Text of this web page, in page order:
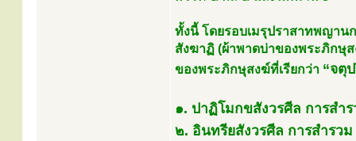
ทั้งนี้ โดยรอบเมรุปราสาทพญาน
สังฆาฏิ (ผ้าพาดบ่าของพระภิกษุส
ของพระภิกษุสงฆ์ที่เรียกว่า “จตุ
๑. ปาฏิโมกขสังวรศีล การสำ
๒. อินทรียสังวรศีล การสำรว